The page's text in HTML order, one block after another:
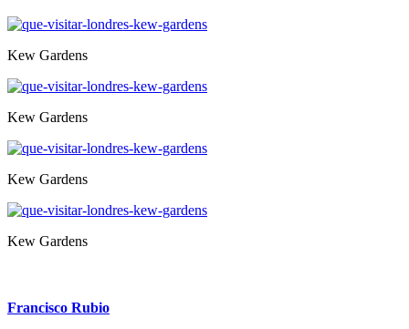
Kew Gardens
Kew Gardens
Kew Gardens
Kew Gardens
Francisco Rubio